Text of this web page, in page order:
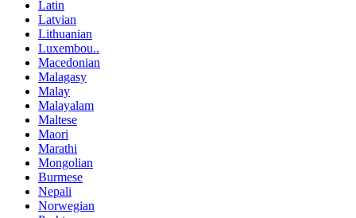
Latin
Latvian
Lithuanian
Luxembou..
Macedonian
Malagasy
Malay
Malayalam
Maltese
Maori
Marathi
Mongolian
Burmese
Nepali
Norwegian